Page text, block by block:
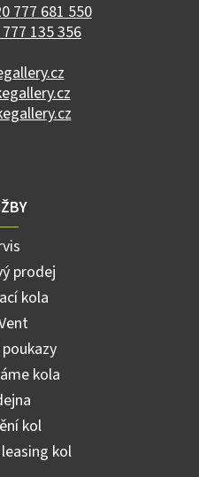
777 681 550
135 356
prodej
kola
kola
kol
kol